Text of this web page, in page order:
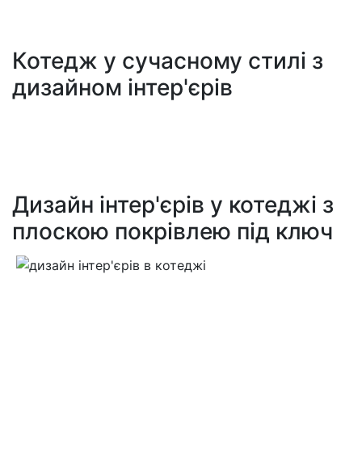
Котедж у сучасному стилі з
дизайном інтер'єрів
Дизайн інтер'єрів у котеджі з
плоскою покрівлею під ключ